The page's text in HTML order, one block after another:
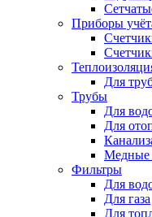
Приборы
Для
Трубы
Для
Для
Медные
Фильтры
Для
Для газа
Для